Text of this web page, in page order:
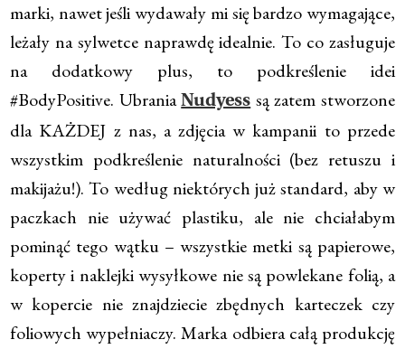
marki, nawet jeśli wydawały mi się bardzo wymagające,
leżały na sylwetce naprawdę idealnie. To co zasługuje
na dodatkowy plus, to podkreślenie idei
#BodyPositive. UbraniaNudyess są zatem stworzone
dla KAŻDEJ z nas, a zdjęcia w kampanii to przede
wszystkim podkreślenie naturalności (bez retuszu i
makijażu!). To według niektórych już standard, aby w
paczkach nie używać plastiku, ale nie chciałabym
pominąć tego wątku – wszystkie metki są papierowe,
koperty i naklejki wysyłkowe nie są powlekane folią, a
w kopercie nie znajdziecie zbędnych karteczek czy
foliowych wypełniaczy. Marka odbiera całą produkcję